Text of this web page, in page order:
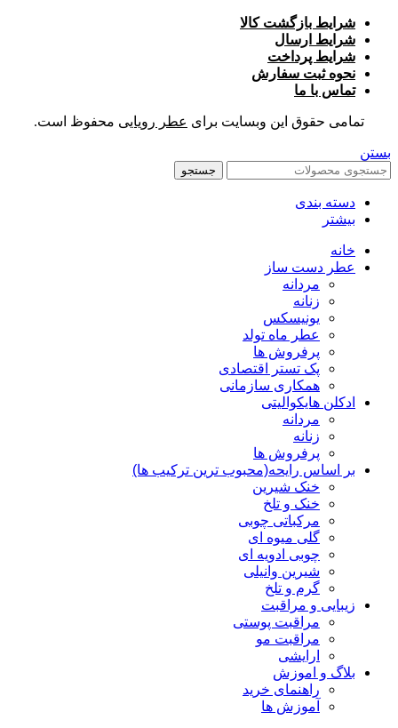
شرایط بازگشت کالا
شرایط ارسال
شرایط پرداخت
نحوه ثبت سفارش
تماس با ما
تمامی حقوق این وبسایت برای عطر رویایی محفوظ است.
بستن
جستجو
دسته بندی
بیشتر
خانه
عطر دست ساز
مردانه
زنانه
یونیسکس
عطر ماه تولد
پرفروش ها
پک تستر اقتصادی
همکاری سازمانی
ادکلن هایکوالیتی
مردانه
زنانه
پرفروش ها
بر اساس رایحه(محبوب ترین ترکیب ها)
خنک شیرین
خنک و تلخ
مرکباتی چوبی
گلی میوه ای
چوبی ادویه ای
شیرین وانیلی
گرم و تلخ
زیبایی و مراقبت
مراقبت پوستی
مراقبت مو
ارایشی
بلاگ و اموزش
راهنمای خرید
آموزش ها